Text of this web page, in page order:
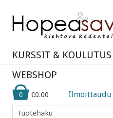
KURSSIT & KOULUTUS
WEBSHOP
Ilmoittaudu
0 €0.00